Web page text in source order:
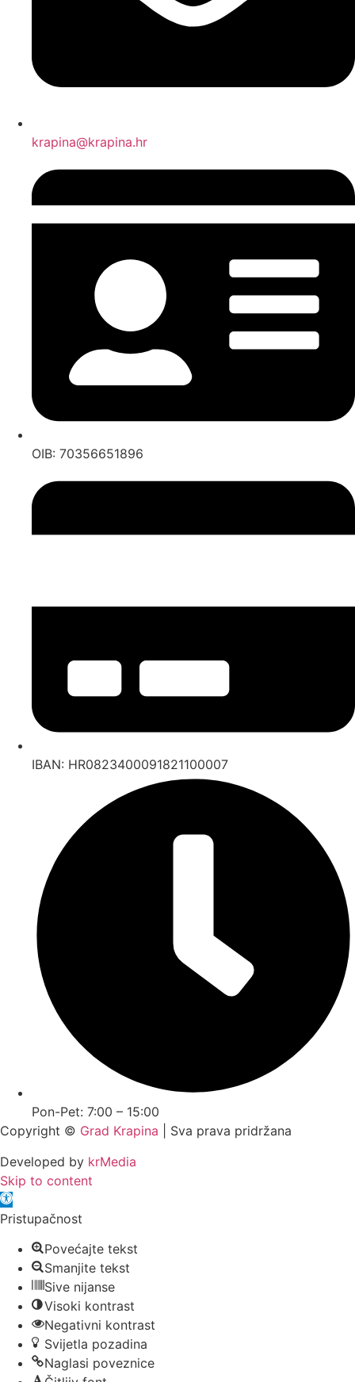
krapina@krapina.hr
OIB: 70356651896
IBAN: HR0823400091821100007
Pon-Pet: 7:00 – 15:00
Copyright © Grad Krapina | Sva prava pridržana
Developed by krMedia
Skip to content
Open toolbar
Pristupačnost
Povećajte tekst
Smanjite tekst
Sive nijanse
Visoki kontrast
Negativni kontrast
Svijetla pozadina
Naglasi poveznice